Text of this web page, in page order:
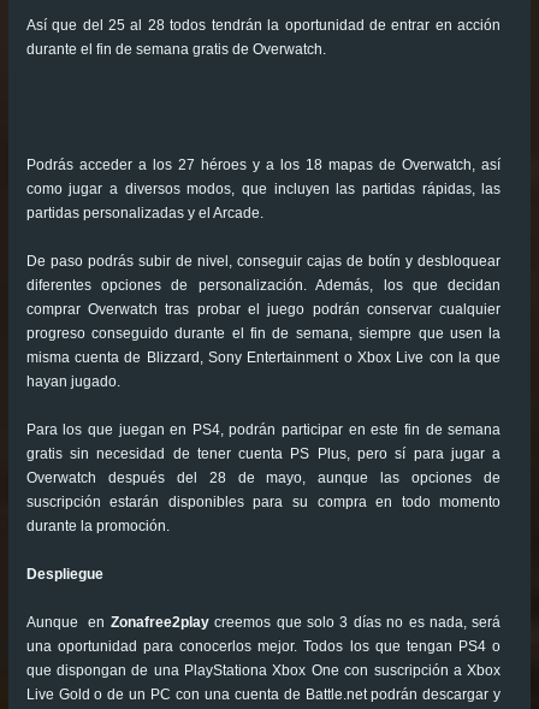
Así que del 25 al 28 todos tendrán la oportunidad de entrar en acción
durante el fin de semana gratis de Overwatch.
Podrás acceder a los 27 héroes y a los 18 mapas de Overwatch, así
como jugar a diversos modos, que incluyen las partidas rápidas, las
partidas personalizadas y el Arcade.
De paso podrás subir de nivel, conseguir cajas de botín y desbloquear
diferentes opciones de personalización. Además, los que decidan
comprar Overwatch tras probar el juego podrán conservar cualquier
progreso conseguido durante el fin de semana, siempre que usen la
misma cuenta de Blizzard, Sony Entertainment o Xbox Live con la que
hayan jugado.
Para los que juegan en PS4, podrán participar en este fin de semana
gratis sin necesidad de tener cuenta PS Plus, pero sí para jugar a
Overwatch después del 28 de mayo, aunque las opciones de
suscripción estarán disponibles para su compra en todo momento
durante la promoción.
Despliegue
Aunque en Zonafree2playcreemos que solo 3 días no es nada, será
una oportunidad para conocerlos mejor. Todos los que tengan PS4 o
que dispongan de una PlayStationa Xbox One con suscripción a Xbox
Live Gold o de un PC con una cuenta de Battle.net podrán descargar y